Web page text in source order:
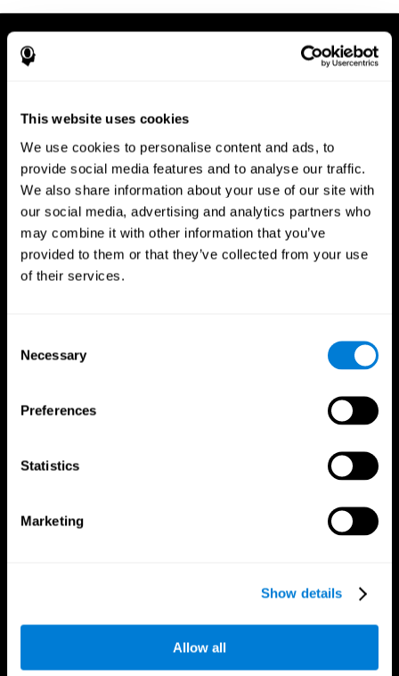
This website uses cookies
We use cookies to personalise content and ads, to
provide social media features and to analyse our traffic.
We also share information about your use of our site with
our social media, advertising and analytics partners who
may combine it with other information that you’ve
provided to them or that they’ve collected from your use
of their services.
Selection
Necessary
Preferences
Statistics
Marketing
Show details
Allow all